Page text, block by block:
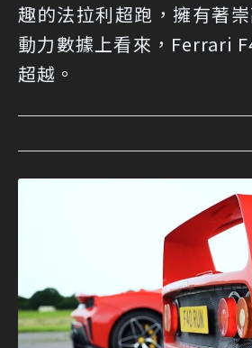
趣的法拉利超跑，擁有著
動力數據上看來，Ferrari
超越。